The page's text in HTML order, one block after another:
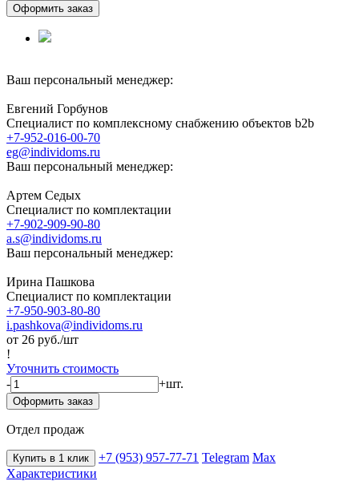
Оформить заказ
Ваш персональный менеджер:
Евгений Горбунов
Специалист по комплексному снабжению объектов b2b
+7-952-016-00-70
eg@individoms.ru
Ваш персональный менеджер:
Артем Седых
Специалист по комплектации
+7-902-909-90-80
a.s@individoms.ru
Ваш персональный менеджер:
Ирина Пашкова
Специалист по комплектации
+7-950-903-80-80
i.pashkova@individoms.ru
от 26 руб./шт
!
Уточнить стоимость
-
+шт.
Оформить заказ
Отдел продаж
Купить в 1 клик +7 (953) 957-77-71 Telegram Max
Характеристики